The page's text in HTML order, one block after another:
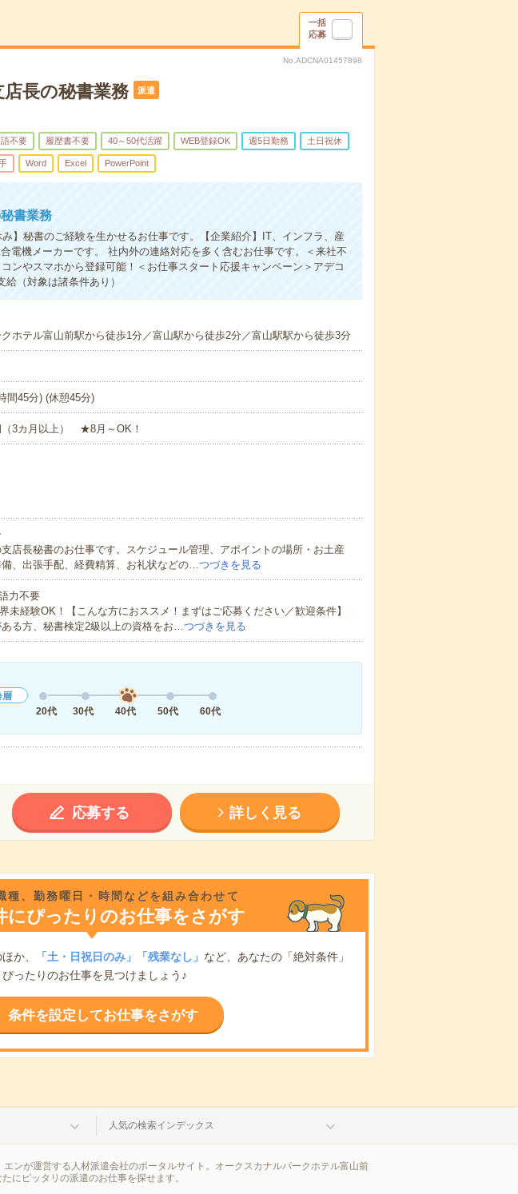
一括
応募
No.ADCNA01457898
店長の秘書業務 派遣
不要 履歴書不要 40～50代活躍 WEB登録OK 週5日勤務 土日祝休
Word Excel PowerPoint
書業務
】秘書のご経験を生かせるお仕事です。【企業紹介】IT、インフラ、産
電機メーカーです。 社内外の連絡対応を多く含むお仕事です。＜来社不
ンやスマホから登録可能！＜お仕事スタート応援キャンペーン＞アデコ
（対象は諸条件あり）
ホテル富山前駅から徒歩1分／富山駅から徒歩2分／富山駅駅から徒歩3分
間45分) (休憩45分)
（3カ月以上） ★8月～OK！
店長秘書のお仕事です。スケジュール管理、アポイントの場所・お土産
、出張手配、経費精算、お礼状などの… つづきを見る
力不要
界未経験OK！【こんな方におススメ！まずはご応募ください／歓迎条件】
る方、秘書検定2級以上の資格をお… つづきを見る
層
20代
30代 40代 50代 60代
応募する 詳しく見る
種、勤務曜日・時間などを組み合わせて
にぴったりのお仕事をさがす
か、 「土・日祝日のみ」「残業なし」 など、あなたの「絶対条件」
ったりのお仕事を見つけましょう♪
条件を設定してお仕事をさがす
人気の検索インデックス
ンが運営する人材派遣会社のポータルサイト。オークスカナルパークホテル富山前
にピッタリの派遣のお仕事を探せます。